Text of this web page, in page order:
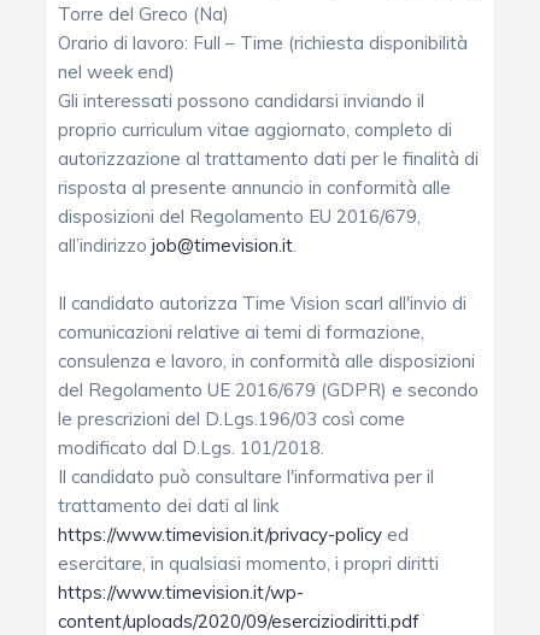
Torre del Greco (Na)
Orario di lavoro: Full – Time (richiesta disponibilità
nel week end)
Gli interessati possono candidarsi inviando il
proprio curriculum vitae aggiornato, completo di
autorizzazione al trattamento dati per le finalità di
risposta al presente annuncio in conformità alle
disposizioni del Regolamento EU 2016/679,
all’indirizzojob@timevision.it.
Il candidato autorizza Time Vision scarl all'invio di
comunicazioni relative ai temi di formazione,
consulenza e lavoro, in conformità alle disposizioni
del Regolamento UE 2016/679 (GDPR) e secondo
le prescrizioni del D.Lgs.196/03 così come
modificato dal D.Lgs. 101/2018.
Il candidato può consultare l'informativa per il
trattamento dei dati al link
https://www.timevision.it/privacy-policyed
esercitare, in qualsiasi momento, i propri diritti
https://www.timevision.it/wp-
content/uploads/2020/09/eserciziodiritti.pdf